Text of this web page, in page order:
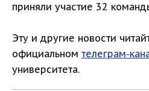
приняли участие 32
Эту и другие новости
официальном телеграм-
университета.